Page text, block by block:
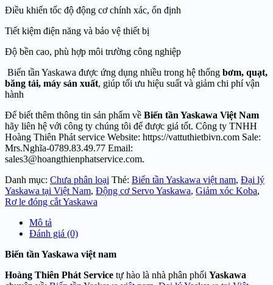
Điều khiển tốc độ động cơ chính xác, ổn định
Tiết kiệm điện năng và bảo vệ thiết bị
Độ bền cao, phù hợp môi trường công nghiệp
Biến tần Yaskawa được ứng dụng nhiều trong hệ thống bơm, quạt,
băng tải, máy sản xuất, giúp tối ưu hiệu suất và giảm chi phí vận
hành
Để biết thêm thông tin sản phẩm về Biến tần Yaskawa Việt Nam
hãy liên hệ với công ty chúng tôi để được giá tốt. Công ty TNHH
Hoàng Thiên Phát service Website: https://vattuthietbivn.com Sale:
Mrs.Nghĩa-0789.83.49.77 Email:
sales3@hoangthienphatservice.com.
Danh mục: Chưa phân loại Thẻ: Biến tần Yaskawa việt nam, Đại lý
Yaskawa tại Việt Nam, Động cơ Servo Yaskawa, Giảm xóc Koba,
Rơ le đóng cắt Yaskawa
Mô tả
Đánh giá (0)
Biến tần Yaskawa việt nam
Hoàng Thiên Phát Service tự hào là nhà phân phối Yaskawa